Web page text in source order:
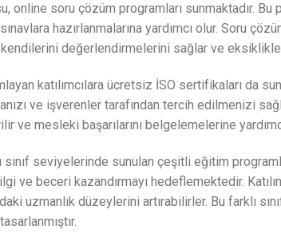
online soru çözüm programları sunmaktadır. Bu
hazırlanmalarına yardımcı olur. Soru
değerlendirmelerini sağlar ve
katılımcılara ücretsiz İSO sertifikaları da
ve işverenler tarafından tercih edilmenizi
ve mesleki başarılarını belgelemelerine
sınıf seviyelerinde sunulan çeşitli eğitim
ve beceri kazandırmayı hedeflemektedir.
uzmanlık düzeylerini artırabilirler. Bu farklı